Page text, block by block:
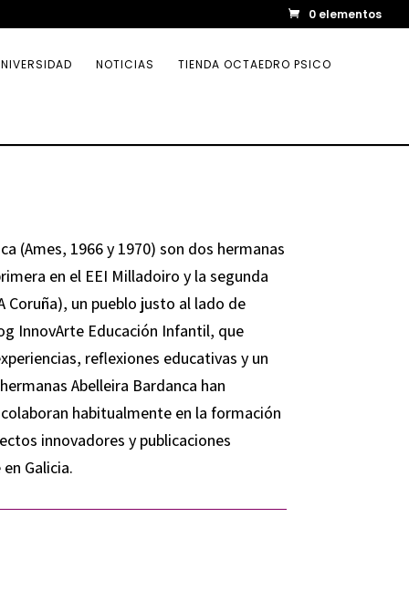
0 elementos
NOTICIAS TIENDA OCTAEDRO PSICO
(Ames, 1966 y 1970) son dos hermanas
en el EEI Milladoiro y la segunda
Coruña), un pueblo justo al lado de
InnovArte Educación Infantil, que
reflexiones educativas y un
Abelleira Bardanca han
habitualmente en la formación
innovadores y publicaciones
Galicia.